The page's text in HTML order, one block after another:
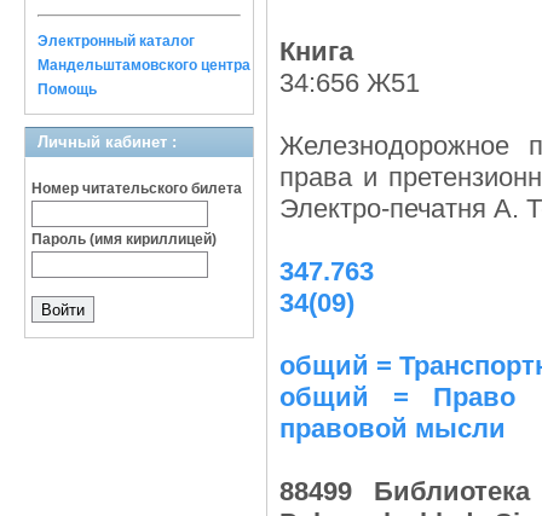
Электронный каталог
Мандельштамовского центра
Помощь
Личный кабинет :
Номер читательского билета
Пароль (имя кириллицей)
Книга
34:656 Ж51
Железнодорожное
права и
Электро-печатня А.
347.763
34(09)
общий =
общий = Право :
правовой мысли
88499